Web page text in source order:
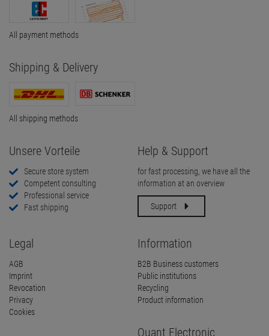
All payment methods
Shipping & Delivery
All shipping methods
Unsere Vorteile
Secure store system
Competent consulting
Professional service
Fast shipping
Help & Support
for fast processing, we have all the
information at an overview
Support
Legal
AGB
Imprint
Revocation
Privacy
Cookies
Information
B2B Business customers
Public institutions
Recycling
Product information
Quant Electronic